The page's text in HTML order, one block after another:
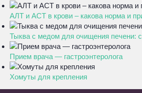
АЛТ и АСТ в крови – какова норма и
Тыква с медом для очищения печени:
Прием врача — гастроэнтеролога
Хомуты для крепления